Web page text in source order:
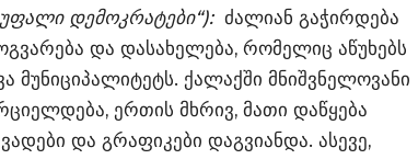
დემოკრატები“): ძალიან გაჭირდება
და დასახელება, რომელიც აწუხებს
მუნიციპალიტეტს. ქალაქში მნიშვნელოვანი
ერთის მხრივ, მათი დაწყება
და გრაფიკები დაგვიანდა. ასევე,